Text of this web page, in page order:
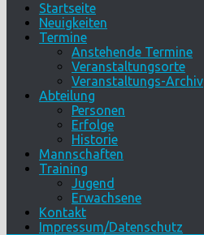
Startseite
Neuigkeiten
Termine
Anstehende Termine
Veranstaltungsorte
Veranstaltungs-Archiv
Abteilung
Personen
Erfolge
Historie
Mannschaften
Training
Jugend
Erwachsene
Kontakt
Impressum/Datenschutz